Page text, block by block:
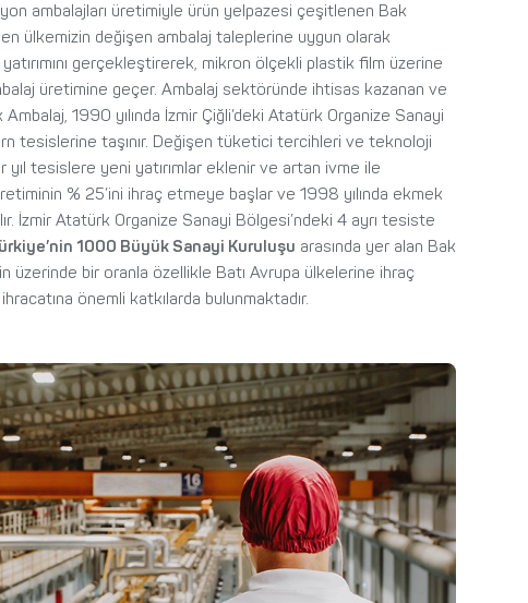
ambalajları üretimiyle ürün yelpazesi çeşitlenen Bak
ülkemizin değişen ambalaj taleplerine uygun olarak
gerçekleştirerek, mikron ölçekli plastik film üzerine
üretimine geçer. Ambalaj sektöründe ihtisas kazanan ve
1990 yılında İzmir Çiğli’deki Atatürk Organize Sanayi
tesislerine taşınır. Değişen tüketici tercihleri ve teknoloji
yıl tesislere yeni yatırımlar eklenir ve artan ivme ile
% 25’ini ihraç etmeye başlar ve 1998 yılında ekmek
İzmir Atatürk Organize Sanayi Bölgesi’ndeki 4 ayrı tesiste
1000 Büyük Sanayi Kuruluşu arasında yer alan Bak
üzerinde bir oranla özellikle Batı Avrupa ülkelerine ihraç
önemli katkılarda bulunmaktadır.